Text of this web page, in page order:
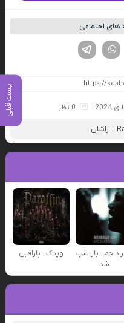
پست قبلی
های اجتماعی
لینکدین
0 نظر
، راشان
جم - باز شب
شد
ویناک - پارافین